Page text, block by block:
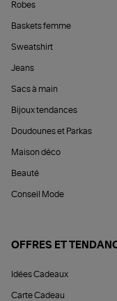
Robes
Baskets femme
Sweatshirt
Jeans
Sacs à main
Bijoux tendances
Doudounes et Parkas
Maison déco
Beauté
Conseil Mode
OFFRES ET
Idées Cadeaux
Carte Cadeau